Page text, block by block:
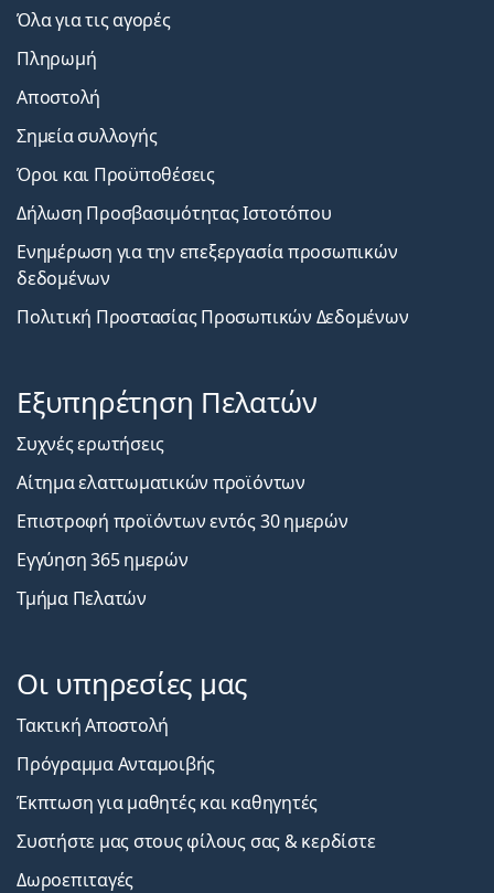
Όλα για τις αγορές
Πληρωμή
Αποστολή
Σημεία συλλογής
Όροι και Προϋποθέσεις
Δήλωση Προσβασιμότητας Ιστοτόπου
Ενημέρωση για την επεξεργασία προσωπικών
δεδομένων
Πολιτική Προστασίας Προσωπικών Δεδομένων
Εξυπηρέτηση Πελατών
Συχνές ερωτήσεις
Αίτημα ελαττωματικών προϊόντων
Επιστροφή προϊόντων εντός 30 ημερών
Εγγύηση 365 ημερών
Τμήμα Πελατών
Οι υπηρεσίες μας
Τακτική Αποστολή
Πρόγραμμα Ανταμοιβής
Έκπτωση για μαθητές και καθηγητές
Συστήστε μας στους φίλους σας & κερδίστε
Δωροεπιταγές